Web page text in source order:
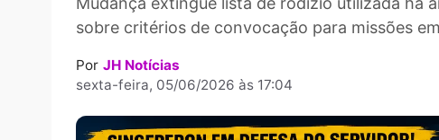
Mudança extingue lista de rodízio
sobre critérios de convocação para
sexta-feira, 05/06/2026 às 17:04